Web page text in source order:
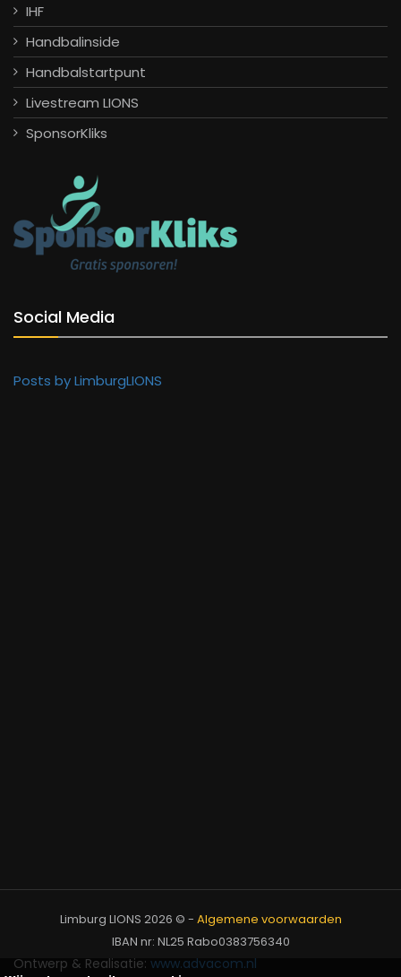
IHF
Handbalinside
Handbalstartpunt
Livestream LIONS
SponsorKliks
Social Media
Posts by LimburgLIONS
Limburg LIONS 2026 © - Algemene voorwaarden
IBAN nr: NL25 Rabo0383756340
Ontwerp & Realisatie: www.advacom.nl